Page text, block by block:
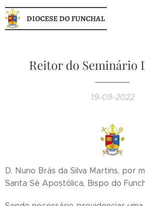
DIOCESE DO FUNCHAL
Reitor do Seminário
19-09-2022
D. Nuno Brás da Silva Martins, por
Santa Sé Apostólica, Bispo do